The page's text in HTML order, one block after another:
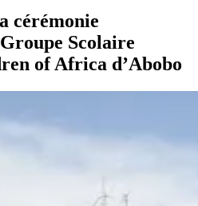
cérémonie
Scolaire
of Africa d’Abobo